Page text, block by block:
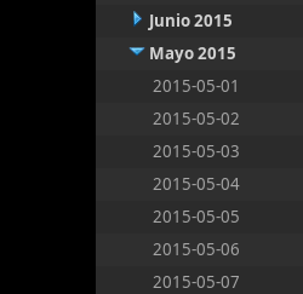
Junio 2015
Mayo 2015
2015-05-01
2015-05-02
2015-05-03
2015-05-04
2015-05-05
2015-05-06
2015-05-07